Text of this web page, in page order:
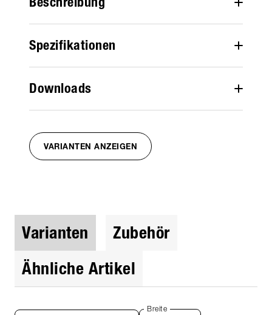
Spezifikationen
Downloads
VARIANTEN ANZEIGEN
Varianten
Zubehör
Ähnliche Artikel
Breite